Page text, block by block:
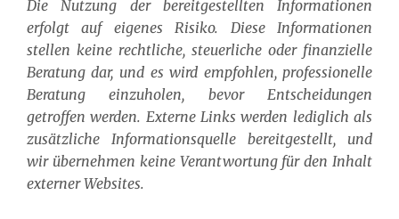
Die Nutzung der bereitgestellten Informationen
erfolgt auf eigenes Risiko. Diese Informationen
stellen keine rechtliche, steuerliche oder finanzielle
Beratung dar, und es wird empfohlen, professionelle
Beratung einzuholen, bevor Entscheidungen
getroffen werden. Externe Links werden lediglich als
zusätzliche Informationsquelle bereitgestellt, und
wir übernehmen keine Verantwortung für den Inhalt
externer Websites.